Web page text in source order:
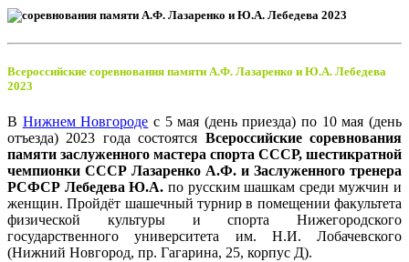
Всероссийские соревнования памяти А.Ф. Лазаренко и Ю.А. Лебедева
2023
В Нижнем Новгороде с 5 мая (день приезда) по 10 мая (день
отъезда) 2023 года состоятся Всероссийские соревнования
памяти заслуженного мастера спорта СССР, шестикратной
чемпионки СССР Лазаренко А.Ф. и Заслуженного тренера
РСФСР Лебедева Ю.А. по русским шашкам среди мужчин и
женщин. Пройдёт шашечный турнир в помещении факультета
физической культуры и спорта Нижегородского
государственного университета им. Н.И. Лобачевского
(Нижний Новгород, пр. Гагарина, 25, корпус Д).